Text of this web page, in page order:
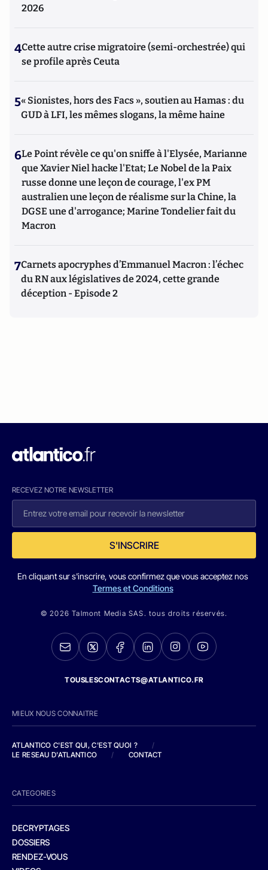
2026
4Cette autre crise migratoire (semi-orchestrée) qui
se profile après Ceuta
5« Sionistes, hors des Facs », soutien au Hamas : du
GUD à LFI, les mêmes slogans, la même haine
6Le Point révèle ce qu'on sniffe à l'Elysée, Marianne
que Xavier Niel hacke l'Etat; Le Nobel de la Paix
russe donne une leçon de courage, l'ex PM
australien une leçon de réalisme sur la Chine, la
DGSE une d'arrogance; Marine Tondelier fait du
Macron
7Carnets apocryphes d’Emmanuel Macron : l’échec
du RN aux législatives de 2024, cette grande
déception - Episode 2
RECEVEZ NOTRE NEWSLETTER
S'INSCRIRE
En cliquant sur s'inscrire, vous confirmez que vous acceptez nos
Termes et Conditions
© 2026 Talmont Media SAS. tous droits réservés.
TOUSLESCONTACTS@ATLANTICO.FR
MIEUX NOUS CONNAITRE
ATLANTICO C'EST QUI, C'EST QUOI ?
/
LE RESEAU D'ATLANTICO
/ CONTACT
CATEGORIES
DECRYPTAGES
DOSSIERS
RENDEZ-VOUS